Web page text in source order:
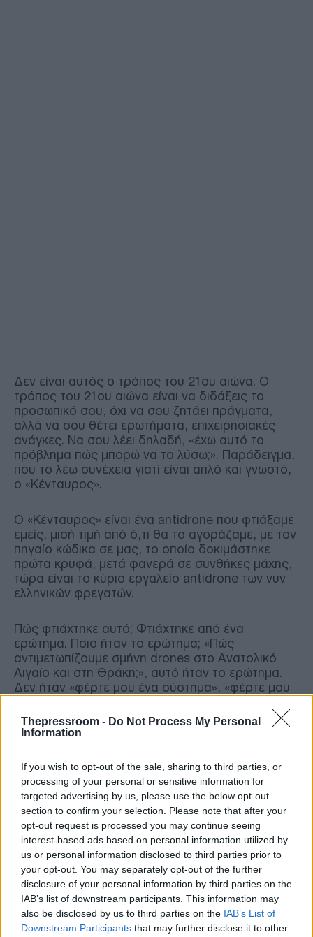
Thepressroom - Do Not Process My Personal
Information
If you wish to opt-out of the sale, sharing to third parties, or
processing of your personal or sensitive information for
targeted advertising by us, please use the below opt-out
section to confirm your selection. Please note that after your
opt-out request is processed you may continue seeing
interest-based ads based on personal information utilized by
us or personal information disclosed to third parties prior to
your opt-out. You may separately opt-out of the further
disclosure of your personal information by third parties on the
IAB’s list of downstream participants. This information may
also be disclosed by us to third parties on the IAB’s List of
Downstream Participants that may further disclose it to other
Δεν είναι αυτός ο τρόπος του 21ου αιώνα. Ο
τρόπος του 21ου αιώνα είναι να διδάξεις το
προσωπικό σου, όχι να σου ζητάει πράγματα,
αλλά να σου θέτει ερωτήματα, επιχειρησιακές
ανάγκες. Να σου λέει δηλαδή, «έχω αυτό το
πρόβλημα πώς μπορώ να το λύσω;». Παράδειγμα,
που το λέω συνέχεια γιατί είναι απλό και γνωστό,
ο «Κένταυρος».
Ο «Κένταυρος» είναι ένα antidrone που φτιάξαμε
εμείς, μισή τιμή από ό,τι θα το αγοράζαμε, με τον
πηγαίο κώδικα σε μας, το οποίο δοκιμάστηκε
πρώτα κρυφά, μετά φανερά σε συνθήκες μάχης,
τώρα είναι το κύριο εργαλείο antidrone των νυν
ελληνικών φρεγατών.
Πώς φτιάχτηκε αυτό; Φτιάχτηκε από ένα
ερώτημα. Ποιο ήταν το ερώτημα; «Πώς
αντιμετωπίζουμε σμήνη drones στο Ανατολικό
Αιγαίο και στη Θράκη;», αυτό ήταν το ερώτημα.
Δεν ήταν «φέρτε μου ένα σύστημα», «φέρτε μου
μεγάλο κομμάτι το έκανε η κρατική επιχείρηση,
που σημαίνει τι ανθρώπινο δυναμικό έχουμε και
Αναφέρθηκε επίσης στην ανάγκη υπάρξεως στην
εποχή μας επιχειρήσεων «διπλής χρήσεως» (“dual
use”), λέγων: «…Τα περισσότερα προϊόντα
σήμερα, δεν είναι μόνο μιας χρήσης. Είναι
πολλαπλών χρήσεων. Άρα το οικοσύστημα στο
οποίο μπορούμε να μιλήσουμε και να του
ζητήσουμε απαντήσεις, είναι πολύ ευρύτερο από
ότι ήταν παλιά…» ενώ δεν παρέλειψε να
αναφερθεί και στις ιδέες των νέων ανθρώπων,
που δεν μπορούν υπό κανονικές συνθήκες να
βρουν χρηματοδότηση μέσω των κανονικών